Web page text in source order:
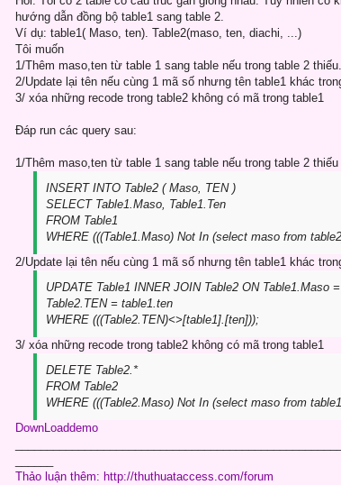
hướng dẫn đồng bộ table1 sang table 2.
Ví dụ: table1( Maso, ten). Table2(maso, ten, diachi, ...)
Tôi muốn
1/Thêm maso,ten từ table 1 sang table nếu trong table 2 thiếu.
2/Update lại tên nếu cùng 1 mã số nhưng tên table1 khác
3/ xóa những recode trong table2 không có mã trong table1
Đáp run các query sau:
1/Thêm maso,ten từ table 1 sang table nếu trong table 2 thiếu
INSERT INTO Table2 ( Maso, TEN )
SELECT Table1.Maso, Table1.Ten
FROM Table1
WHERE (((Table1.Maso) Not In (select maso from
2/Update lại tên nếu cùng 1 mã số nhưng tên table1 khác
UPDATE Table1 INNER JOIN Table2 ON Table1.Maso
Table2.TEN = table1.ten
WHERE (((Table2.TEN)<>[table1].[ten]));
3/ xóa những recode trong table2 không có mã trong table1
DELETE Table2.*
FROM Table2
WHERE (((Table2.Maso) Not In (select maso from
DownLoaddemo
Thảo luận thêm: http://thuthuataccess.com/forum